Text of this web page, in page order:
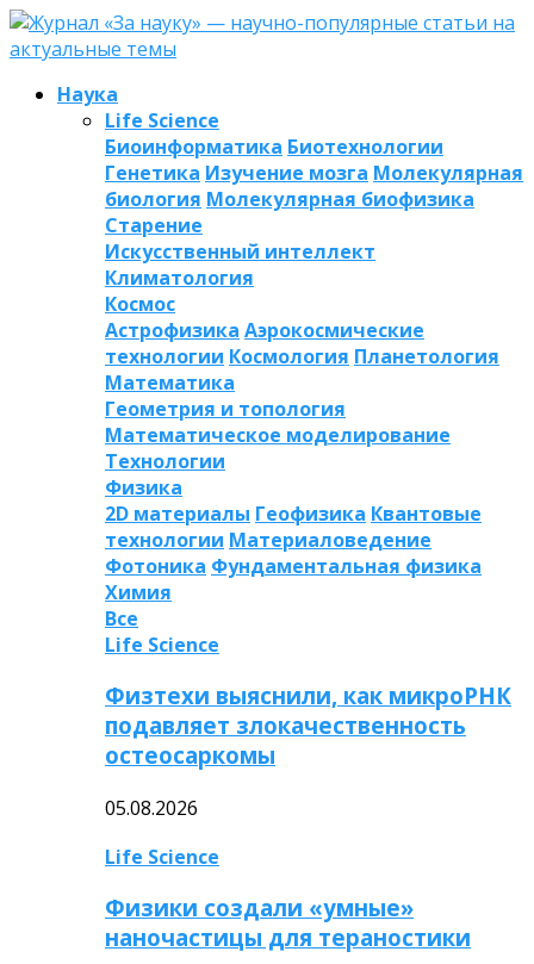
Наука
Life Science
Биоинформатика Биотехнологии
Генетика Изучение мозга Молекулярная
биология Молекулярная биофизика
Старение
Искусственный интеллект
Климатология
Космос
Астрофизика Аэрокосмические
технологии Космология Планетология
Математика
Геометрия и топология
Математическое моделирование
Технологии
Физика
2D материалы Геофизика Квантовые
технологии Материаловедение
Фотоника Фундаментальная физика
Химия
Все
Life Science
Физтехи выяснили, как микроРНК
подавляет злокачественность
остеосаркомы
05.08.2026
Life Science
Физики создали «умные»
наночастицы для тераностики